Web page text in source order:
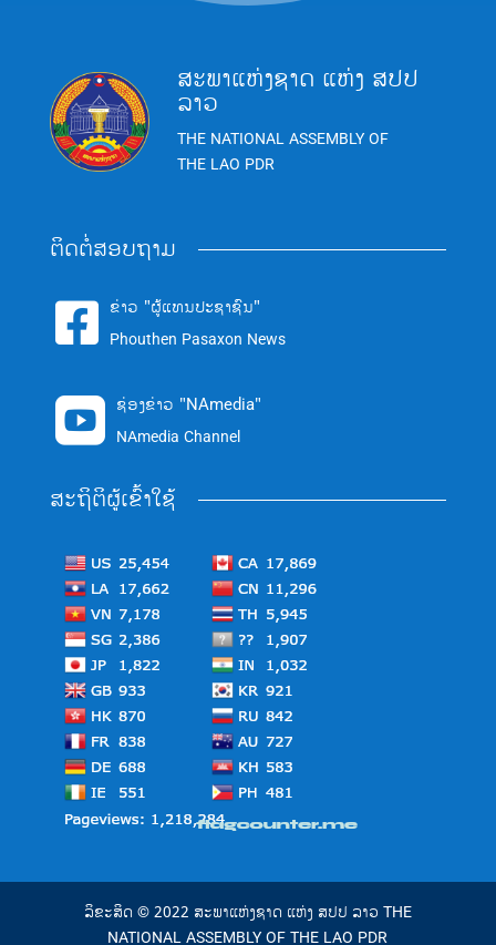
ສະພາແຫ່ງຊາດ ແຫ່ງ ສປປ
ລາວ
THE NATIONAL ASSEMBLY OF
THE LAO PDR
ຕິດຕໍ່ສອບຖາມ
 ຂ່າວ "ຜູ້ແທນປະຊາຊົນ"
Phouthen Pasaxon News
 ຊ່ອງຂ່າວ "NAmedia"
NAmedia Channel
ສະຖິຕິຜູ້ເຂົ້າໃຊ້
ລິຂະສິດ © 2022 ສະພາແຫ່ງຊາດ ແຫ່ງ ສປປ ລາວ THE
NATIONAL ASSEMBLY OF THE LAO PDR